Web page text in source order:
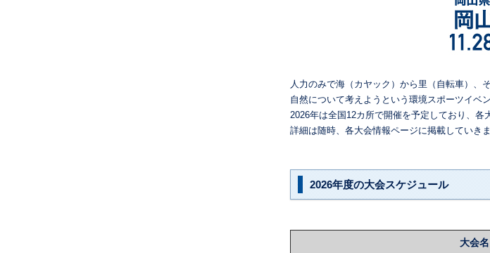
人力のみで海（カヤック）から里（自転車）、
自然について考えようという環境スポーツイベ
2026年は全国12カ所で開催を予定しており、各
詳細は随時、各大会情報ページに掲載していきま
2026年度の大会スケジュール
大会名